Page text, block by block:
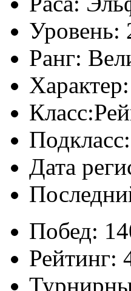
Уровень:
Ранг:
Характер:
Класс:
Подкласс:
Дата
Побед:
Рейтинг: